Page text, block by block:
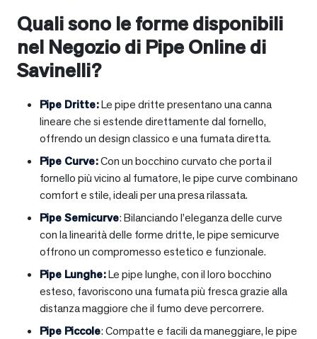
Quali sono le forme disponibili
nel Negozio di Pipe Online di
Savinelli?
Pipe Dritte:Le pipe dritte presentano una canna
lineare che si estende direttamente dal fornello,
offrendo un design classico e una fumata diretta.
Pipe Curve:Con un bocchino curvato che porta il
fornello più vicino al fumatore, le pipe curve combinano
comfort e stile, ideali per una presa rilassata.
Pipe Semicurve: Bilanciando l’eleganza delle curve
con la linearità delle forme dritte, le pipe semicurve
offrono un compromesso estetico e funzionale.
Pipe Lunghe:Le pipe lunghe, con il loro bocchino
esteso, favoriscono una fumata più fresca grazie alla
distanza maggiore che il fumo deve percorrere.
Pipe Piccole: Compatte e facili da maneggiare, le pipe